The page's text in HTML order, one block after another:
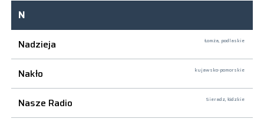
N
Nadzieja
Łomża, podlaskie
Nakło kujawsko-pomorskie
Nasze Radio Sieradz, łódzkie